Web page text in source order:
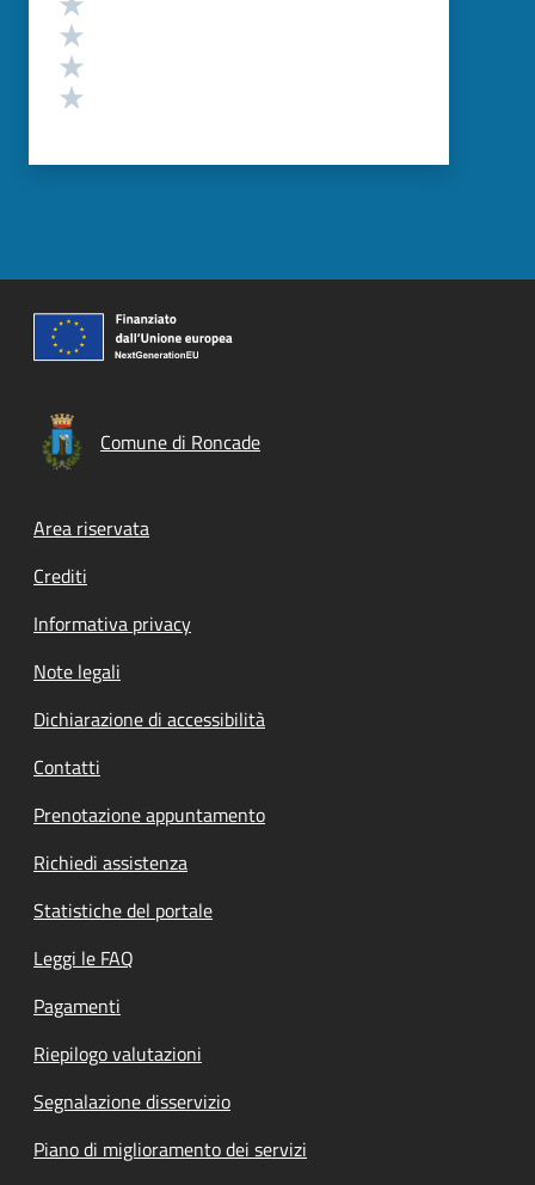
Comune di Roncade
Footer menu
Area riservata
Crediti
Informativa privacy
Note legali
Dichiarazione di accessibilità
Contatti
Prenotazione appuntamento
Richiedi assistenza
Statistiche del portale
Leggi le FAQ
Pagamenti
Riepilogo valutazioni
Segnalazione disservizio
Piano di miglioramento dei servizi